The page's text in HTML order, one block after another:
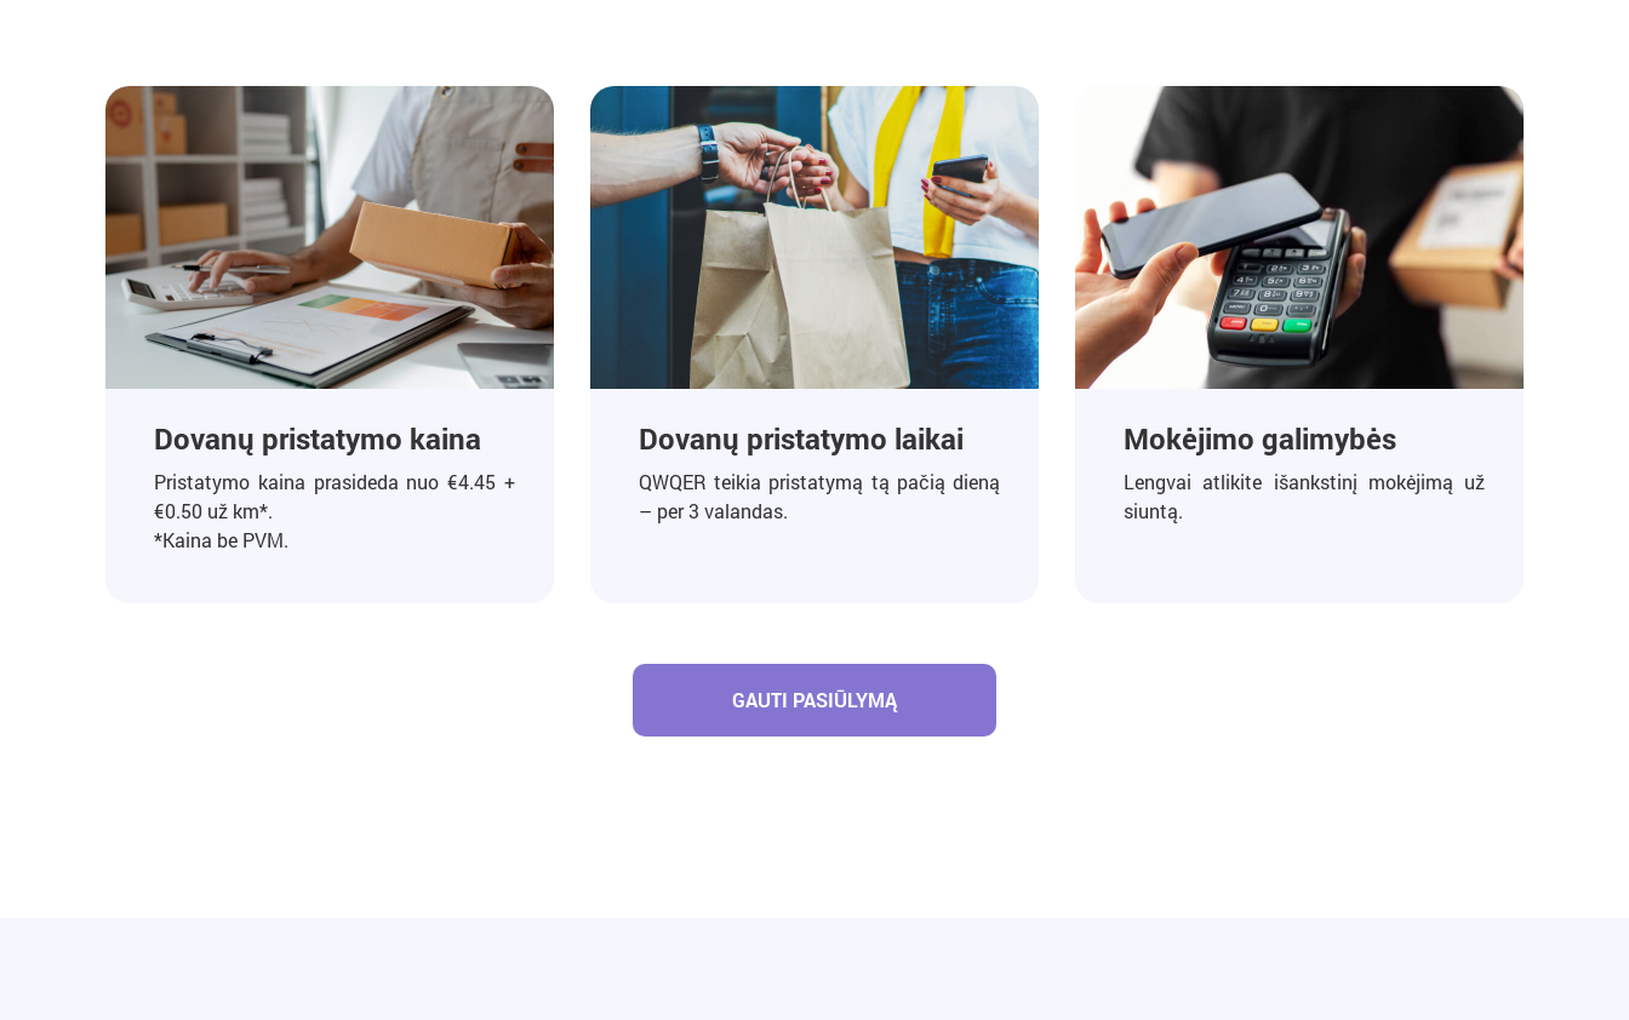
Dovanų pristatymo kaina
Pristatymo kaina prasideda nuo €4.45 +
€0.50 už km*.
*Kaina be PVM.
Dovanų pristatymo laikai
QWQER teikia pristatymą tą pačią dieną
– per 3 valandas.
Mokėjimo galimybės
Lengvai atlikite išankstinį mokėjimą už
siuntą.
GAUTI PASIŪLYMĄ